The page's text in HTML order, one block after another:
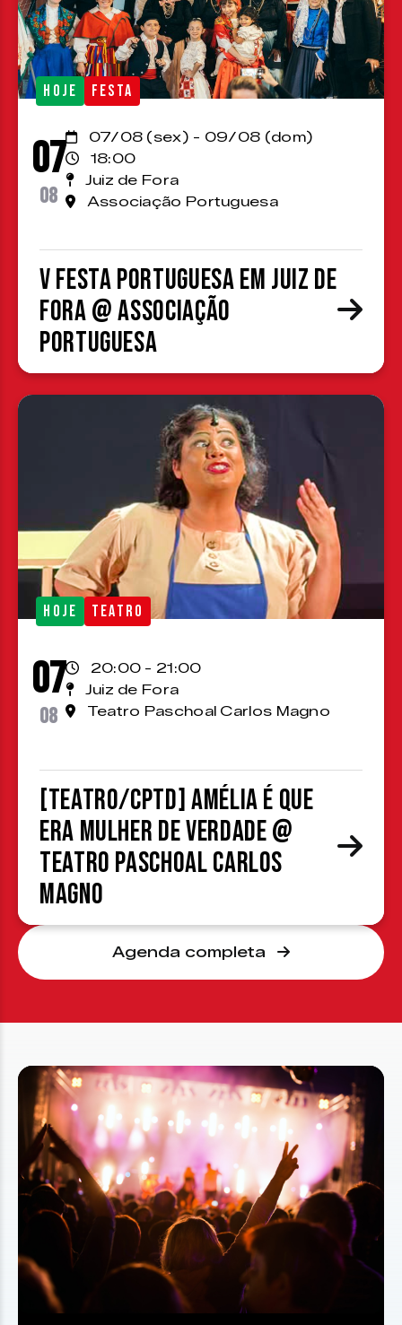
HOJE FESTA
07
08
07/08 (sex) - 09/08 (dom)
18:00
Juiz de Fora
Associação Portuguesa
V Festa Portuguesa em Juiz de
Fora @ Associação
Portuguesa
HOJE TEATRO
07
08
20:00 - 21:00
Juiz de Fora
Teatro Paschoal Carlos Magno
[TEATRO/CPTD] Amélia é que
era mulher de verdade @
Teatro Paschoal Carlos
Magno
Agenda completa